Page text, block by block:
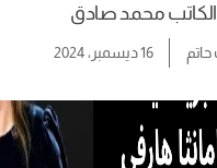
الكاتب محمد صادق
16 ديسمبر، 2024